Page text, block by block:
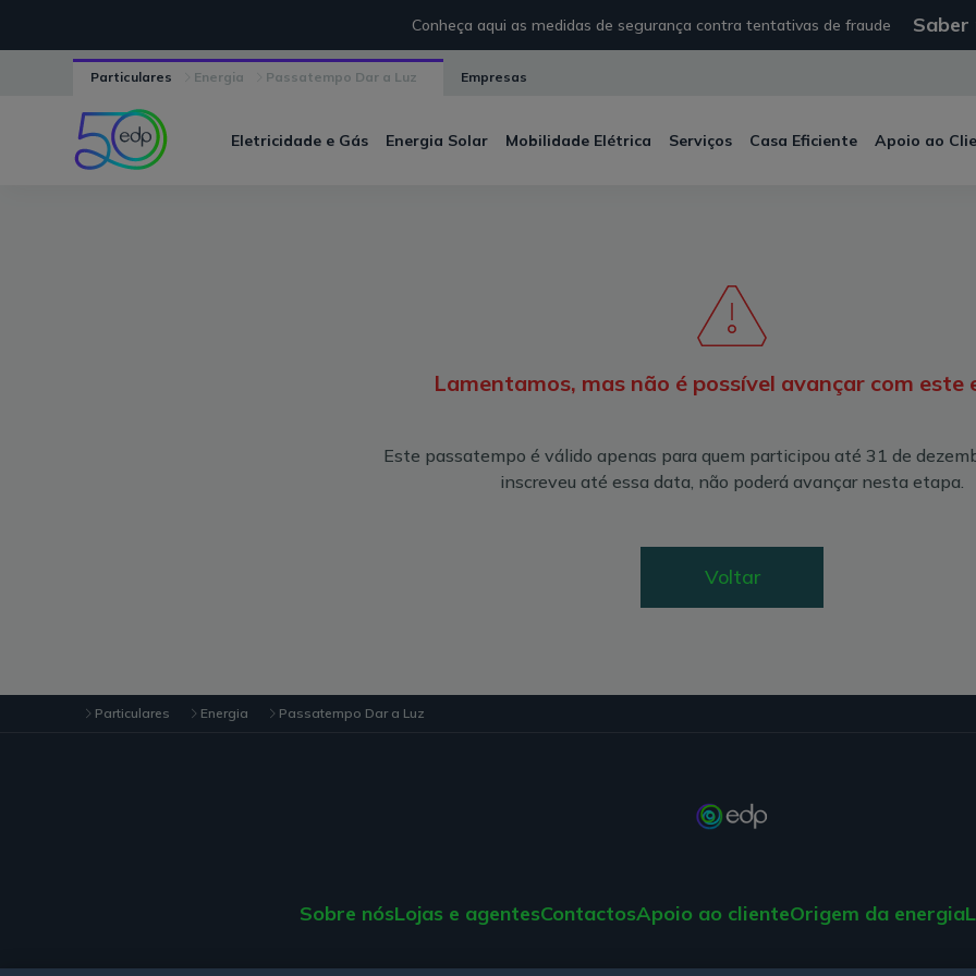
Conheça aqui as medidas de segurança contra tentativas de fraude Saber
Particulares Energia Passatempo Dar a Luz Empresas
Eletricidade e Gás Energia Solar Mobilidade Elétrica Serviços Casa Eficiente Apoio ao
Lamentamos, mas não é possível avançar com este
Este passatempo é válido apenas para quem participou até 31 de
inscreveu até essa data, não poderá avançar nesta etapa.
Voltar
Particulares Energia Passatempo Dar a Luz
Sobre nósLojas e agentesContactosApoio ao clienteOrigem da energia